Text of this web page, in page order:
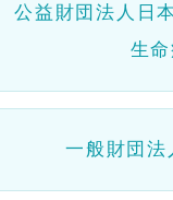
公益財団法人日
生
一般財団法